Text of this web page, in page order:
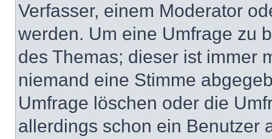
Verfasser, einem Moderator
werden. Um eine Umfrage zu
des Themas; dieser ist immer
niemand eine Stimme
Umfrage löschen oder die
allerdings schon ein Benutzer